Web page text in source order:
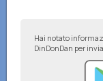
Hai notato
DinDonDan per